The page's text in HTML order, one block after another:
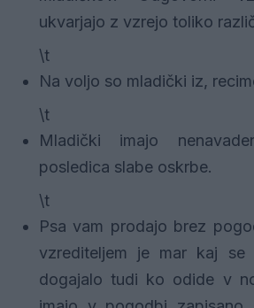
ukvarjajo z vzrejo toliko
\t
Na voljo so mladički iz,
\t
Mladički imajo
posledica slabe oskrbe.
\t
Psa vam prodajo brez
vzrediteljem je mar kaj se
dogajalo tudi ko odide v